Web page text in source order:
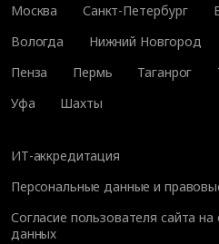
Москва
Санкт-Петербург
Вологда
Нижний Новгород
Пенза
Пермь Таганрог
Уфа
Шахты
ИТ-аккредитация
Персональные данные и
Согласие пользователя сайта
данных